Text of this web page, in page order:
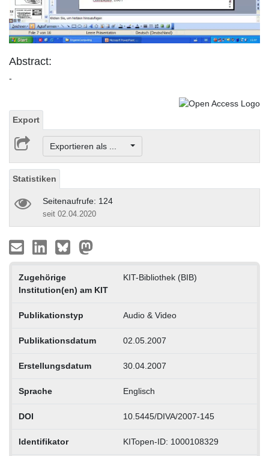
Abstract:
-
Export
Exportieren als ...
Statistiken
Seitenaufrufe: 124
seit 02.04.2020
Zugehörige
Institution(en) am KIT
KIT-Bibliothek (BIB)
Publikationstyp Audio & Video
Publikationsdatum 02.05.2007
Erstellungsdatum 30.04.2007
Sprache Englisch
DOI 10.5445/DIVA/2007-145
Identifikator KITopen-ID: 1000108329